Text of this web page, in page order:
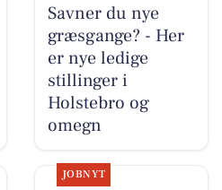
Savner du nye
græsgange? - Her
er nye ledige
stillinger i
Holstebro og
omegn
JOBNYT